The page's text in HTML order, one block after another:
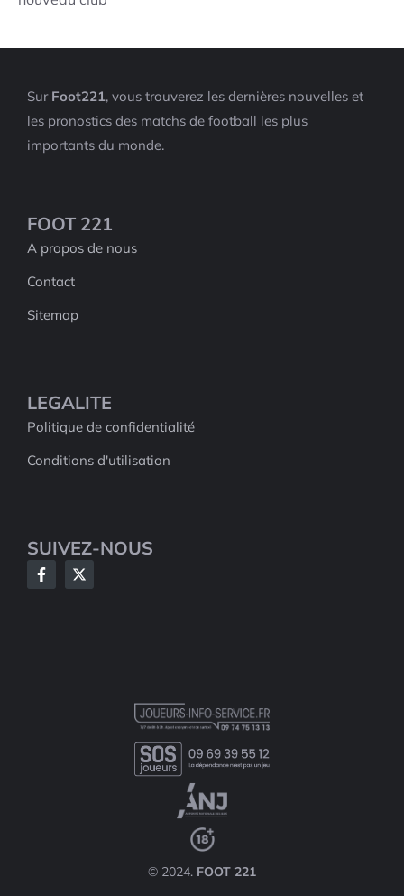
Sur Foot221, vous trouverez les dernières nouvelles et
les pronostics des matchs de football les plus
importants du monde.
FOOT 221
A propos de nous
Contact
Sitemap
LEGALITE
Politique de confidentialité
Conditions d'utilisation
SUIVEZ-NOUS
© 2024. FOOT 221